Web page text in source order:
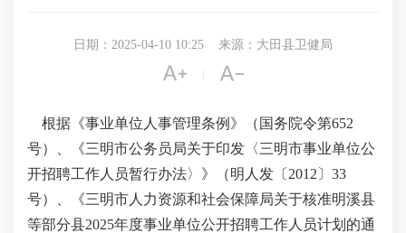
日期：2025-04-10 10:25 来源：大田县卫健局
 
根据《事业单位人事管理条例》（国务院令第652
号）、《三明市公务员局关于印发〈三明市事业单位公
开招聘工作人员暂行办法〉》（明 人发〔 2012〕33
号）、《三明市人力资源和社会保障局关于核准明溪县
等部分县2025年度事业单位公开招聘工作人员计划的通